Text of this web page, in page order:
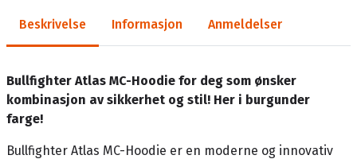
Beskrivelse Informasjon Anmeldelser
Bullfighter Atlas MC-Hoodie for deg som ønsker
kombinasjon av sikkerhet og stil! Her i burgunder
farge!
Bullfighter Atlas MC-Hoodie er en moderne og innovativ